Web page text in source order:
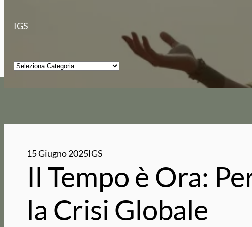
IGS
Categorie
15 Giugno 2025IGS
Il Tempo è Ora:
la Crisi Globale